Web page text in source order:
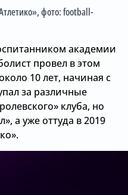
, фото: football-
академии
провел в этом
10 лет, начиная с
за различные
клуба, но
а уже оттуда в 2019